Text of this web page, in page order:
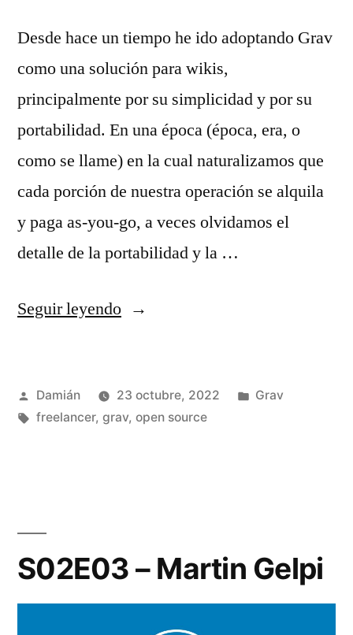
Desde hace un tiempo he ido adoptando Grav
como una solución para wikis,
principalmente por su simplicidad y por su
portabilidad. En una época (época, era, o
como se llame) en la cual naturalizamos que
cada porción de nuestra operación se alquila
y paga as-you-go, a veces olvidamos el
detalle de la portabilidad y la …
Seguir leyendo«Usar
wiki»
Publicado
por
Damián 23 octubre, 2022
Publicado
Grav
Etiquetas:
freelancer, grav, open source
S02E03 – Martin Gelpi